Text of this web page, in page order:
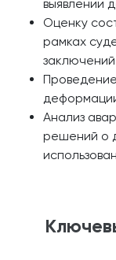
выявлении
Оценку
рамках
Анализ
решений о